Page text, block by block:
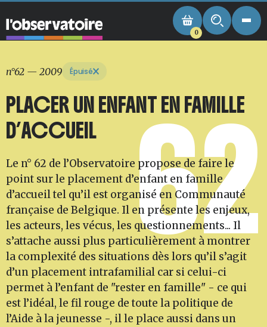
0
n°62 — 2009 Épuisé
PLACER UN ENFANT EN FAMILLE
D’ACCUEIL
Le n° 62 de l’Observatoire propose de faire le
point sur le placement d’enfant en famille
d’accueil tel qu’il est organisé en Communauté
française de Belgique. Il en présente les enjeux,
les acteurs, les vécus, les questionnements... Il
s’attache aussi plus particulièrement à montrer
la complexité des situations dès lors qu’il s’agit
d’un placement intrafamilial car si celui-ci
permet à l’enfant de "rester en famille" - ce qui
est l’idéal, le fil rouge de toute la politique de
l’Aide à la jeunesse -, il le place aussi dans un
62